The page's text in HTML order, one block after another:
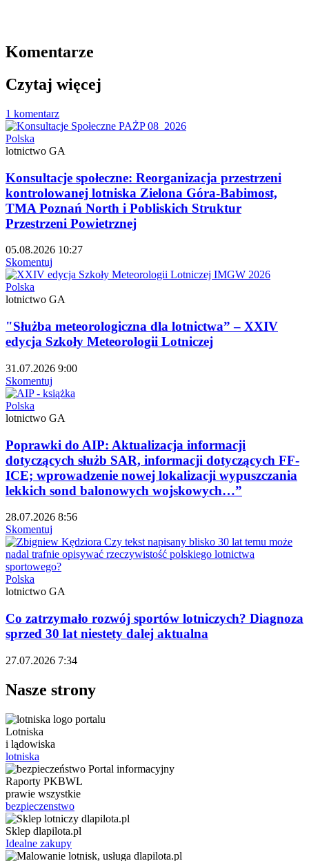
Komentarze
Czytaj więcej
1 komentarz
Polska
lotnictwo GA
Konsultacje społeczne: Reorganizacja przestrzeni
kontrolowanej lotniska Zielona Góra-Babimost,
TMA Poznań North i Pobliskich Struktur
Przestrzeni Powietrznej
05.08.2026 10:27
Skomentuj
Polska
lotnictwo GA
"Służba meteorologiczna dla lotnictwa” – XXIV
edycja Szkoły Meteorologii Lotniczej
31.07.2026 9:00
Skomentuj
Polska
lotnictwo GA
Poprawki do AIP: Aktualizacja informacji
dotyczących służb SAR, informacji dotyczących FF-
ICE; wprowadzenie nowej lokalizacji wypuszczania
lekkich sond balonowych wojskowych…”
28.07.2026 8:56
Skomentuj
Polska
lotnictwo GA
Co zatrzymało rozwój sportów lotniczych? Diagnoza
sprzed 30 lat niestety dalej aktualna
27.07.2026 7:34
Nasze strony
Lotniska
i lądowiska
lotniska
Raporty PKBWL
prawie wszystkie
bezpieczenstwo
Sklep dlapilota.pl
Idealne zakupy